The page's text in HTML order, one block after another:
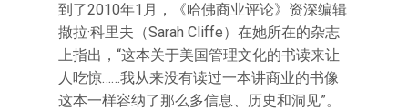
到了2010年1月，《哈佛商业评论》资深编辑
撒拉·科里夫（Sarah Cliffe）在她所在的杂志
上指出，“这本关于美国管理文化的书读来让
人吃惊……我从来没有读过一本讲商业的书像
这本一样容纳了那么多信息、历史和洞见”。